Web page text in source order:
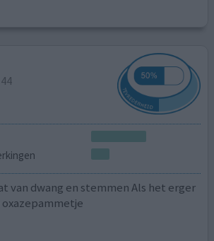
van dwang en stemmen Als het erger